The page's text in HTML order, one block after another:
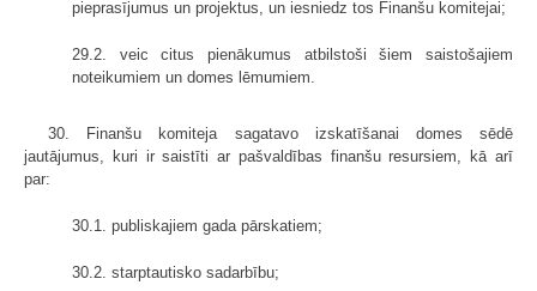
pieprasījumus un projektus, un iesniedz tos Finanšu komitejai;
29.2. veic citus pienākumus atbilstoši šiem saistošajiem
noteikumiem un domes lēmumiem.
30. Finanšu komiteja sagatavo izskatīšanai domes sēdē
jautājumus, kuri ir saistīti ar pašvaldības finanšu resursiem, kā arī
par:
30.1. publiskajiem gada pārskatiem;
30.2. starptautisko sadarbību;